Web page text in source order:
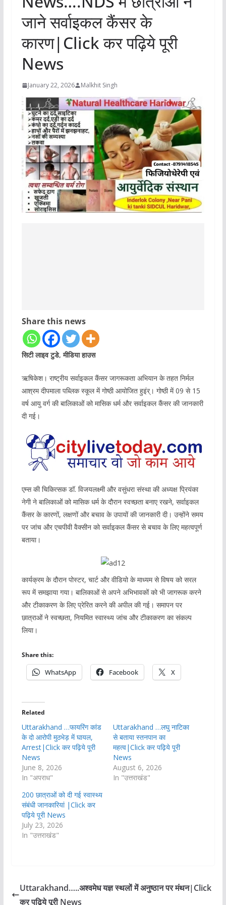
जाने सर्वाइकल कैंसर के
कारण|Click कर पढ़िये पूरी
News
January 22, 2026 Malkhit Singh
Share this news
सिटी लाइव टुडे, मीडिया हाउस
ऋषिकेश। राष्ट्रीय सर्वाइकल कैंसर जागरूकता अभियान के तहत निर्मल
आश्रम दीपमाला पब्लिक स्कूल में गोष्ठी आयोजित हुइंर्। गोष्ठी में 09 से 15
वर्ष आयु वर्ग की बालिकाओं को मासिक धर्म और सर्वाइकल कैंसर की जानकारी
दी गई।
एम्स की चिकित्सक डॉ. विजयलक्ष्मी और वसुंधरा संस्था की अध्यक्ष प्रियंका
नेगी ने बालिकाओं को मासिक धर्म के दौरान स्वच्छता बनाए रखने, सर्वाइकल
कैंसर के कारणों, लक्षणों और बचाव के उपायों की जानकारी दी। उन्होंने समय
पर जांच और एचपीवी वैक्सीन को सर्वाइकल कैंसर से बचाव के लिए महत्वपूर्ण
बताया।
कार्यक्रम के दौरान पोस्टर, चार्ट और वीडियो के माध्यम से विषय को सरल
रूप में समझाया गया। बालिकाओं से अपने अभिभावकों को भी जागरूक करने
और टीकाकरण के लिए प्रेरित करने की अपील की गई। समापन पर
छात्राओं ने स्वच्छता, नियमित स्वास्थ्य जांच और टीकाकरण का संकल्प
लिया।
Share this:
WhatsApp Facebook X
Related
Uttarakhand …फायरिंग कांड
के दो आरोपी मुठभेड़ में घायल,
Arrest|Click कर पढ़िये पूरी
News
June 8, 2026
In "अपराध"
Uttarakhand …लघु नाटिका
से बताया स्तनपान का
महत्व|Click कर पढ़िये पूरी
News
August 6, 2026
In "उत्तराखंड"
200 छात्राओं को दी गई स्वास्थ्य
संबंधी जानकारियां |Click कर
पढ़िये पूरी News
July 23, 2026
In "उत्तराखंड"
Uttarakhand…..अश्वमेध यज्ञ स्थलों में अनुष्ठान पर मंथन|Click
कर पढ़िये पूरी News